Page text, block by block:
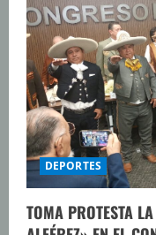
DEPORTES
TOMA PROTESTA